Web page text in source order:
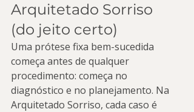
Arquitetado Sorriso
(do jeito certo)
Uma prótese fixa bem-sucedida
começa antes de qualquer
procedimento: começa no
diagnóstico e no planejamento. Na
Arquitetado Sorriso, cada caso é